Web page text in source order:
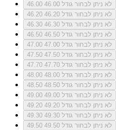
46.00
לא ניתן לבחור גודל 46.00
46.20
לא ניתן לבחור גודל 46.20
46.30
לא ניתן לבחור גודל 46.30
46.50
לא ניתן לבחור גודל 46.50
47.00
לא ניתן לבחור גודל 47.00
47.50
לא ניתן לבחור גודל 47.50
47.70
לא ניתן לבחור גודל 47.70
48.00
לא ניתן לבחור גודל 48.00
48.50
לא ניתן לבחור גודל 48.50
49.00
לא ניתן לבחור גודל 49.00
49.20
לא ניתן לבחור גודל 49.20
49.30
לא ניתן לבחור גודל 49.30
49.50
לא ניתן לבחור גודל 49.50